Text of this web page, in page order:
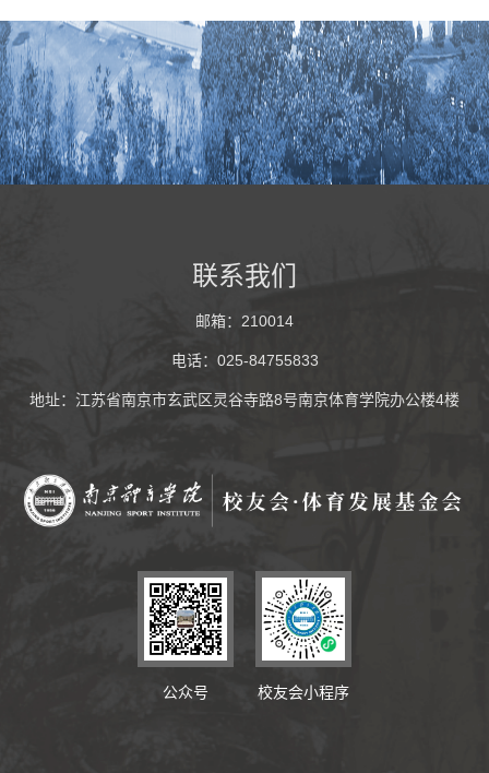
联系我们
邮箱：210014
电话：025-84755833
地址：江苏省南京市玄武区灵谷寺路8号南京体育学院办公楼4楼
公众号 校友会小程序